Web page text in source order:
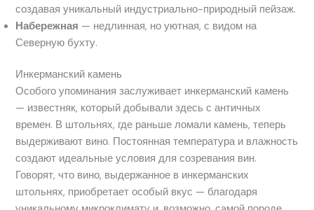
создавая уникальный индустриально-природный пейзаж.
Набережная — недлинная, но уютная, с видом на
Северную бухту.
Инкерманский камень
Особого упоминания заслуживает инкерманский камень
— известняк, который добывали здесь с античных
времен. В штольнях, где раньше ломали камень, теперь
выдерживают вино. Постоянная температура и влажность
создают идеальные условия для созревания вин.
Говорят, что вино, выдержанное в инкерманских
штольнях, приобретает особый вкус — благодаря